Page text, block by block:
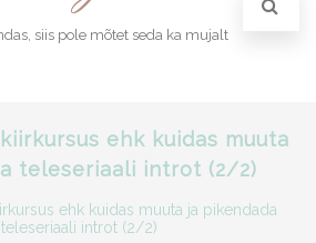
siis pole mõtet seda ka mujalt
ehk kuidas muuta
teleseriaali introt (2/2)
ehk kuidas muuta ja pikendada
teleseriaali introt (2/2)